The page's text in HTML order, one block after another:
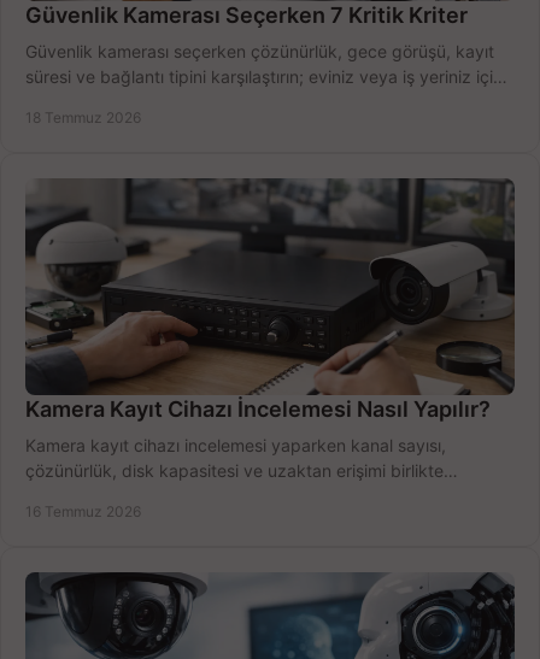
Güvenlik Kamerası Seçerken 7 Kritik Kriter
Güvenlik kamerası seçerken çözünürlük, gece görüşü, kayıt
süresi ve bağlantı tipini karşılaştırın; eviniz veya iş yeriniz için
18 Temmuz 2026
Kamera Kayıt Cihazı İncelemesi Nasıl Yapılır?
Kamera kayıt cihazı incelemesi yaparken kanal sayısı,
çözünürlük, disk kapasitesi ve uzaktan erişimi birlikte
16 Temmuz 2026